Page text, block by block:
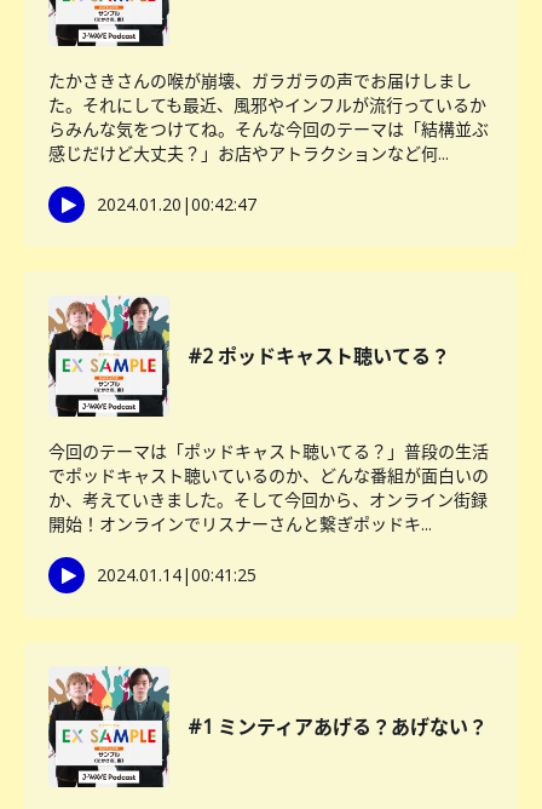
たかさきさんの喉が崩壊、ガラガラの声でお届けしまし
た。それにしても最近、風邪やインフルが流行っているか
らみんな気をつけてね。そんな今回のテーマは「結構並ぶ
感じだけど大丈夫？」お店やアトラクションなど何...
2024.01.20 |00:42:47
#2 ポッドキャスト聴いてる？
今回のテーマは「ポッドキャスト聴いてる？」普段の生活
でポッドキャスト聴いているのか、どんな番組が面白いの
か、考えていきました。そして今回から、オンライン街録
開始！オンラインでリスナーさんと繋ぎポッドキ...
2024.01.14|00:41:25
#1 ミンティアあげる？あげない？